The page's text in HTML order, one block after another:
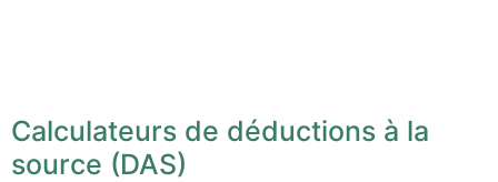
Calculateurs de déductions à la
source (DAS)